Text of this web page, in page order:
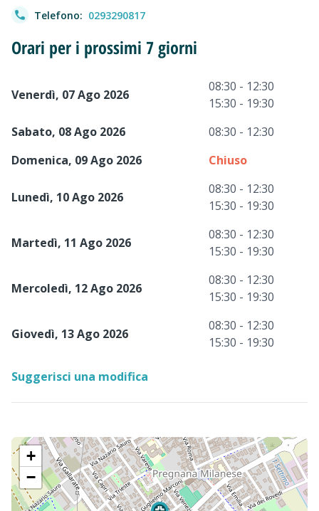
Telefono: 0293290817
Orari per i prossimi 7 giorni
Venerdì, 07 Ago 2026
08:30 - 12:30
15:30 - 19:30
Sabato, 08 Ago 2026
08:30 - 12:30
Domenica, 09 Ago 2026
Chiuso
Lunedì, 10 Ago 2026
08:30 - 12:30
15:30 - 19:30
Martedì, 11 Ago 2026
08:30 - 12:30
15:30 - 19:30
Mercoledì, 12 Ago 2026
08:30 - 12:30
15:30 - 19:30
Giovedì, 13 Ago 2026
08:30 - 12:30
15:30 - 19:30
Suggerisci una modifica
+
−